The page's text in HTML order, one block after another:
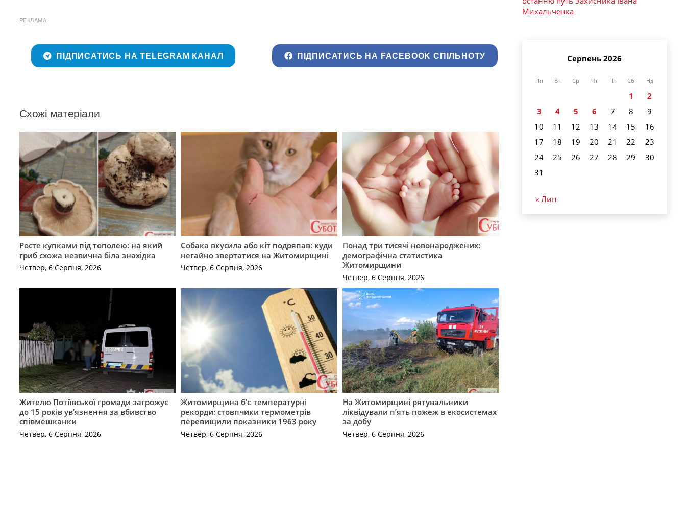
РЕКЛАМА
ПІДПИСАТИСЬ НА TELEGRAM КАНАЛ ПІДПИСАТИСЬ НА FACEBOOK СПІЛЬНОТУ
Схожі матеріали
Росте купками під тополею: на який
гриб схожа незвична біла знахідка
Четвер, 6 Серпня, 2026
Собака вкусила або кіт подряпав: куди
негайно звертатися на Житомирщині
Четвер, 6 Серпня, 2026
Понад три тисячі новонароджених:
демографічна статистика
Житомирщини
Четвер, 6 Серпня, 2026
Жителю Потіївської громади загрожує
до 15 років ув’язнення за вбивство
співмешканки
Четвер, 6 Серпня, 2026
Житомирщина б’є температурні
рекорди: стовпчики термометрів
перевищили показники 1963 року
Четвер, 6 Серпня, 2026
На Житомирщині рятувальники
ліквідували п’ять пожеж в екосистемах
за добу
Четвер, 6 Серпня, 2026
Михальченка
Серпень 2026
Пн Вт Ср Чт Пт Сб Нд
1
2
3
4 5 6 7 8
9
10
11 12 13 14 15
16
17
18 19 20 21 22
23
24
25 26 27 28 29
30
31
« Лип